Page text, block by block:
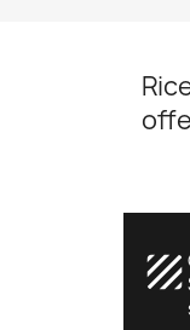
texture